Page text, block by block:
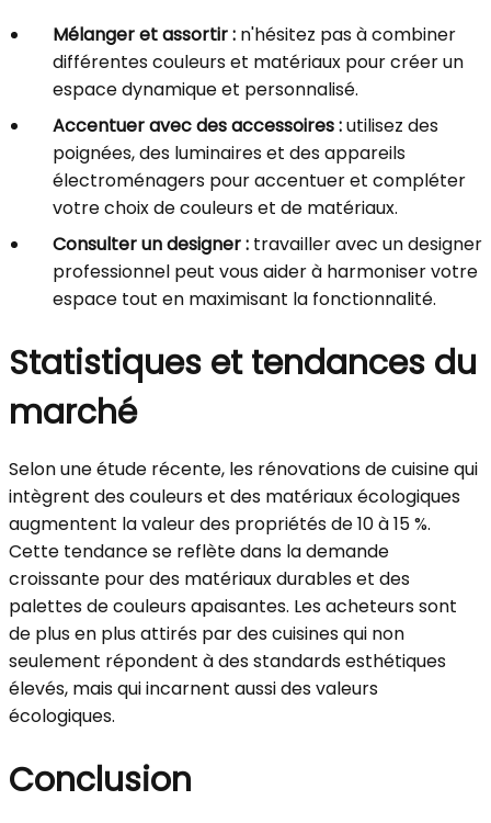
Mélanger et assortir : n'hésitez pas à combiner
différentes couleurs et matériaux pour créer un
espace dynamique et personnalisé.
Accentuer avec des accessoires :utilisez des
poignées, des luminaires et des appareils
électroménagers pour accentuer et compléter
votre choix de couleurs et de matériaux.
Consulter un designer : travailler avec un designer
professionnel peut vous aider à harmoniser votre
espace tout en maximisant la fonctionnalité.
Statistiques et tendances du
marché
Selon une étude récente, les rénovations de cuisine qui
intègrent des couleurs et des matériaux écologiques
augmentent la valeur des propriétés de 10 à 15 %.
Cette tendance se reflète dans la demande
croissante pour des matériaux durables et des
palettes de couleurs apaisantes. Les acheteurs sont
de plus en plus attirés par des cuisines qui non
seulement répondent à des standards esthétiques
élevés, mais qui incarnent aussi des valeurs
écologiques.
Conclusion